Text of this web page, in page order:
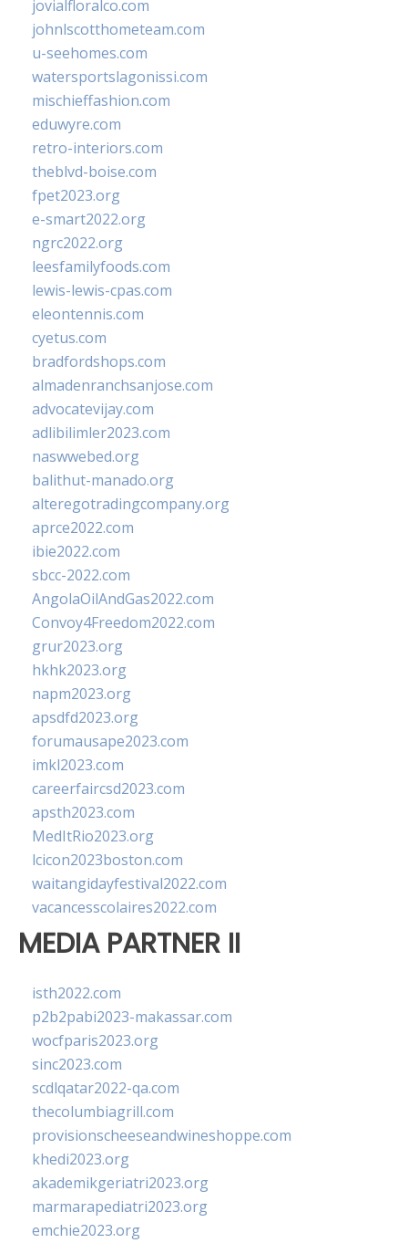
jovialfloralco.com
johnlscotthometeam.com
u-seehomes.com
watersportslagonissi.com
mischieffashion.com
eduwyre.com
retro-interiors.com
theblvd-boise.com
fpet2023.org
e-smart2022.org
ngrc2022.org
leesfamilyfoods.com
lewis-lewis-cpas.com
eleontennis.com
cyetus.com
bradfordshops.com
almadenranchsanjose.com
advocatevijay.com
adlibilimler2023.com
naswwebed.org
balithut-manado.org
alteregotradingcompany.org
aprce2022.com
ibie2022.com
sbcc-2022.com
AngolaOilAndGas2022.com
Convoy4Freedom2022.com
grur2023.org
hkhk2023.org
napm2023.org
apsdfd2023.org
forumausape2023.com
imkl2023.com
careerfaircsd2023.com
apsth2023.com
MedItRio2023.org
lcicon2023boston.com
waitangidayfestival2022.com
vacancesscolaires2022.com
MEDIA PARTNER II
isth2022.com
p2b2pabi2023-makassar.com
wocfparis2023.org
sinc2023.com
scdlqatar2022-qa.com
thecolumbiagrill.com
provisionscheeseandwineshoppe.com
khedi2023.org
akademikgeriatri2023.org
marmarapediatri2023.org
emchie2023.org